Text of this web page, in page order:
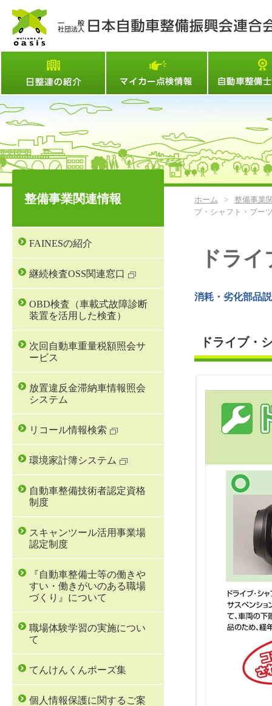
マイカー点検情
ホーム >
整備事業
ブ・シャフト・ブー
ドラ
消耗・劣化部品
ドライブ・
整備事業関連情報
FAINESの紹介
継続検査OSS関連窓口
OBD検査（車載式故障診断
装置を活用した検査）
次回自動車重量税額照会サ
ービス
放置違反金滞納車情報照会
システム
リコール情報検索
環境家計簿システム
自動車整備技術者認定資格
制度
スキャンツール活用事業場
認定制度
『自動車整備士等の働きや
すい・働きがいのある職場
づくり』について
職場体験学習の実施につい
て
てんけんくんポーズ集
個人情報保護に関するご案